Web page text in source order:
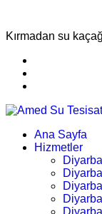
Kırmadan su
Ana Sayfa
Hizmetler